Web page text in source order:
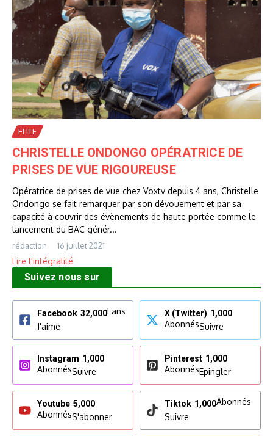
ELITE
CHRISTELLE ONDONGO OPÉRATRICE DE
PRISES DE VUE RIGOUREUSE
Opératrice de prises de vue chez Voxtv depuis 4 ans, Christelle
Ondongo se fait remarquer par son dévouement et par sa
capacité à couvrir des évènements de haute portée comme le
lancement du BAC génér...
rédaction 16 juillet 2021
Lire l'intégralité
Suivez nous sur
Facebook 32,000Fans
J'aime
X (Twitter) 1,000
AbonnésSuivre
Instagram 1,000
AbonnésSuivre
Pinterest 1,000
AbonnésEpingler
Youtube 5,000
AbonnésS'abonner
Tiktok 1,000Abonnés
Suivre